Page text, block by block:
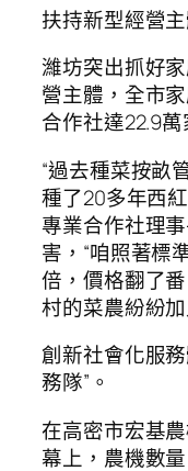
扶持新型經營
濰坊突出抓好
營主體，全市
合作社達22.9萬
“過去種菜按畝
種了20多年西
專業合作社理
害，“咱照著標
倍，價格翻了
村的菜農紛紛
創新社會化服
務隊”。
在高密市宏基
幕上，農機數